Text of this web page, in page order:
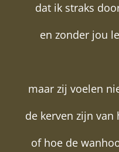
dat ik straks
en zonder jou
maar zij voelen
de kerven zijn van
of hoe de